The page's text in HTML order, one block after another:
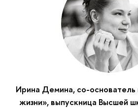
Ирина Демина, со-основатель
жизни», выпускница Высшей